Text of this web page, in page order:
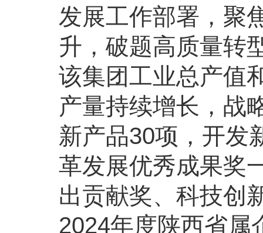
发展工作部署，聚
升，破题高质量转
该集团工业总产值
产量持续增长，战
新产品30项，开发
革发展优秀成果奖
出贡献奖、科技创
2024年度陕西省属